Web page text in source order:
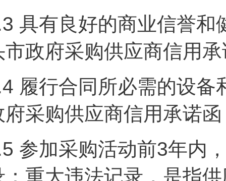
具有良好的商业信誉和
市政府采购供应商信用
履行合同所必需的设备
府采购供应商信用承诺
参加采购活动前3年内
：重大违法记录，是指